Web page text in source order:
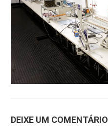
DEIXE UM COMENTÁRIO